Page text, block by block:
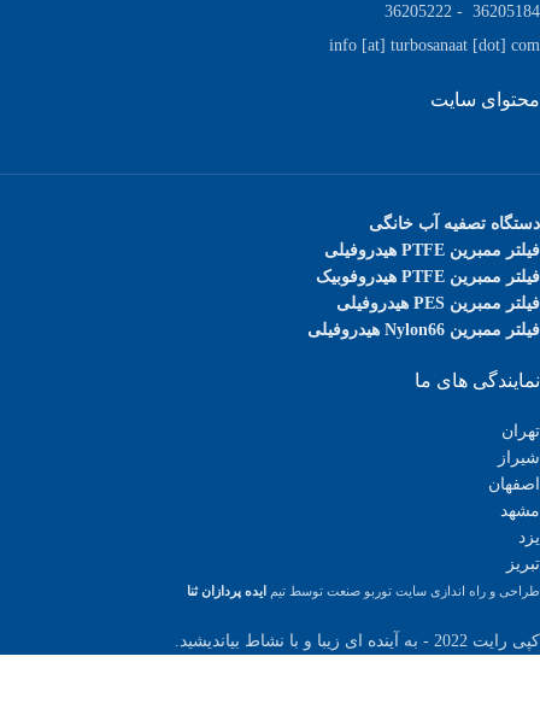
36205184 - 36205222
info [at] turbosanaat [dot] com
محتوای سایت
دستگاه تصفیه آب خانگی
فیلتر ممبرین PTFE هیدروفیلی
فیلتر ممبرین PTFE هیدروفوبیک
فیلتر ممبرین PES هیدروفیلی
فیلتر ممبرین Nylon66 هیدروفیلی
نمایندگی های ما
تهران
شیراز
اصفهان
مشهد
یزد
تبریز
طراحی و راه اندازی سایت توربو صنعت توسط تیم ایده پردازان ثنا
کپی رایت 2022 - به آینده ای زیبا و با نشاط بیاندیشید.